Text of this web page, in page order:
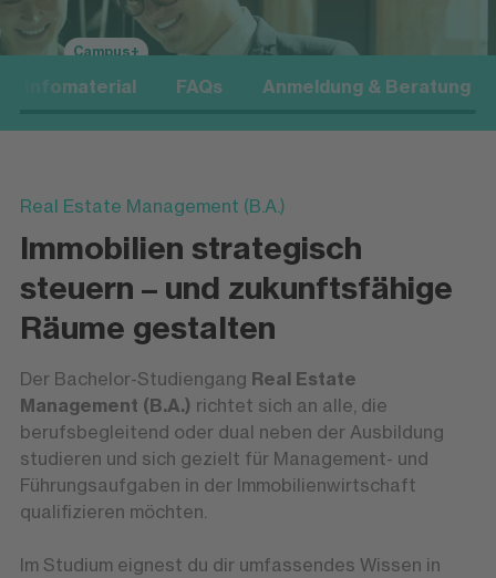
Campus+
Infomaterial FAQs Anmeldung & Beratung
Real Estate Management (B.A.)
Immobilien strategisch
steuern – und zukunftsfähige
Räume gestalten
Der Bachelor-Studiengang Real Estate
Management (B.A.) richtet sich an alle, die
berufsbegleitend oder dual neben der Ausbildung
studieren und sich gezielt für Management- und
Führungsaufgaben in der Immobilienwirtschaft
qualifizieren möchten.
Im Studium eignest du dir umfassendes Wissen in